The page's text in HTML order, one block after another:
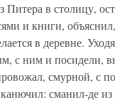
Питера в столицу,
и книги,
в деревне.
с ним и посидели,
смурной, с
канючил: сманил-де